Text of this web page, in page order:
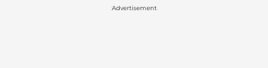
Advertisement